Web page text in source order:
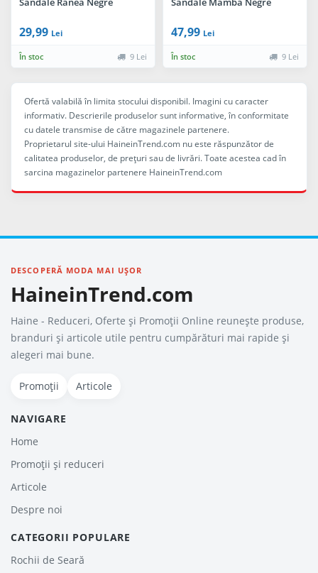
29,99 Lei
În stoc 9 Lei
47,99 Lei
În stoc 9 Lei
Ofertă valabilă în limita stocului disponibil. Imagini cu caracter
informativ. Descrierile produselor sunt informative, în conformitate
cu datele transmise de către magazinele partenere.
Proprietarul site-ului HaineinTrend.com nu este răspunzător de
calitatea produselor, de preţuri sau de livrări. Toate acestea cad în
sarcina magazinelor partenere HaineinTrend.com
DESCOPERĂ MODA MAI UȘOR
HaineinTrend.com
Haine - Reduceri, Oferte şi Promoţii Online reunește produse,
branduri și articole utile pentru cumpărături mai rapide și
alegeri mai bune.
Promoții Articole
NAVIGARE
Home
Promoții și reduceri
Articole
Despre noi
CATEGORII POPULARE
Rochii de Seară